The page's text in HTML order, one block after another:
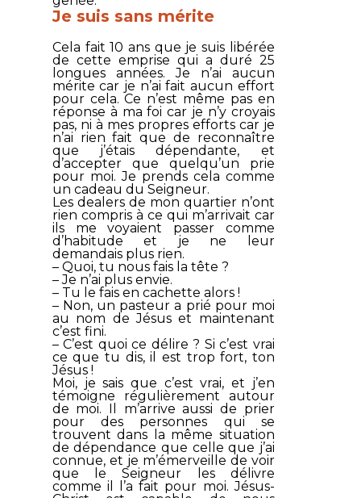
Je suis sans mérite
Cela fait 10 ans que je suis libérée
de cette emprise qui a duré 25
longues années. Je n’ai aucun
mérite car je n’ai fait aucun effort
pour cela. Ce n’est même pas en
réponse à ma foi car je n’y croyais
pas, ni à mes propres efforts car je
n’ai rien fait que de reconnaître
que j’étais dépendante, et
d’accepter que quelqu’un prie
pour moi. Je prends cela comme
un cadeau du Seigneur.
Les dealers de mon quartier n’ont
rien compris à ce qui m’arrivait car
ils me voyaient passer comme
d’habitude et je ne leur
demandais plus rien.
– Quoi, tu nous fais la tête ?
– Je n’ai plus envie.
– Tu le fais en cachette alors !
– Non, un pasteur a prié pour moi
au nom de Jésus et maintenant
c’est fini.
– C’est quoi ce délire ? Si c’est vrai
ce que tu dis, il est trop fort, ton
Jésus !
Moi, je sais que c’est vrai, et j’en
témoigne régulièrement autour
de moi. Il m’arrive aussi de prier
pour des personnes qui se
trouvent dans la même situation
de dépendance que celle que j’ai
connue, et je m’émerveille de voir
que le Seigneur les délivre
comme il l’a fait pour moi. Jésus-